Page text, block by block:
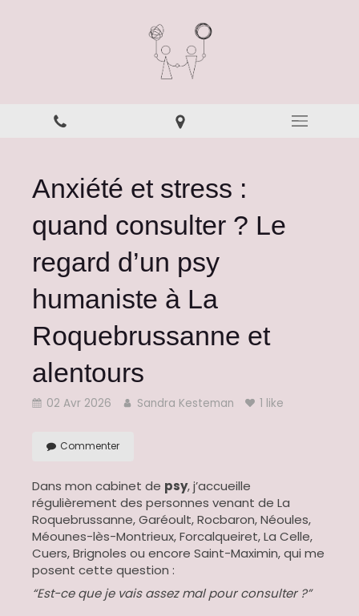
Anxiété et stress :
quand consulter ? Le
regard d’un psy
humaniste à La
Roquebrussanne et
alentours
02 Avr 2026 Sandra Kesteman 1 like
Commenter
Dans mon cabinet de psy, j’accueille
régulièrement des personnes venant de La
Roquebrussanne, Garéoult, Rocbaron, Néoules,
Méounes-lès-Montrieux, Forcalqueiret, La Celle,
Cuers, Brignoles ou encore Saint-Maximin, qui me
posent cette question :
“Est-ce que je vais assez mal pour consulter ?”